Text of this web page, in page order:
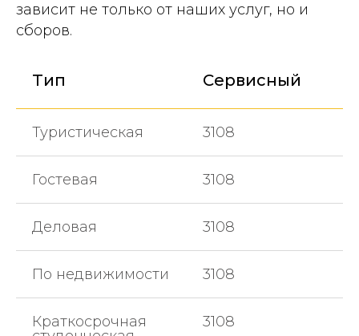
зависит не только от наших услуг, но и
сборов.
Тип Сервисный
Туристическая 3108
Гостевая 3108
Деловая 3108
По недвижимости 3108
Краткосрочная
3108